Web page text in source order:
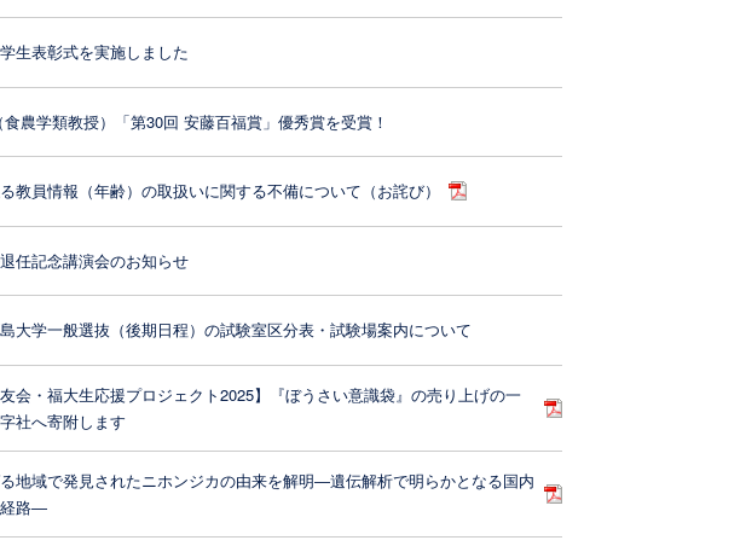
生表彰式を実施しました
農学類教授）「第30回 安藤百福賞」優秀賞を受賞！
教員情報（年齢）の取扱いに関する不備について（お詫び）
任記念講演会のお知らせ
大学一般選抜（後期日程）の試験室区分表・試験場案内について
友会・福大生応援プロジェクト2025】『ぼうさい意識袋』の売り上げの一
社へ寄附します
地域で発見されたニホンジカの由来を解明―遺伝解析で明らかとなる国内
経路―